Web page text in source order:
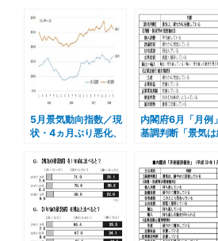
5月景気動向指数／現
状・4ヵ月ぶり悪化、
内閣府6月「月例
基調判断「景気
据え置き